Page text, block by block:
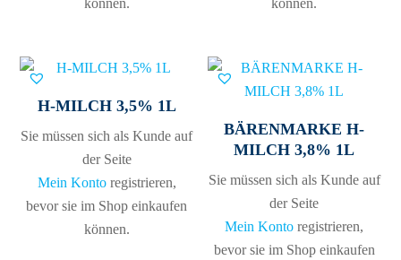
können.
können.
H-MILCH 3,5% 1L
Sie müssen sich als Kunde auf
der Seite
Mein Kontoregistrieren,
bevor sie im Shop einkaufen
können.
BÄRENMARKE H-
MILCH 3,8% 1L
Sie müssen sich als Kunde auf
der Seite
Mein Konto registrieren,
bevor sie im Shop einkaufen